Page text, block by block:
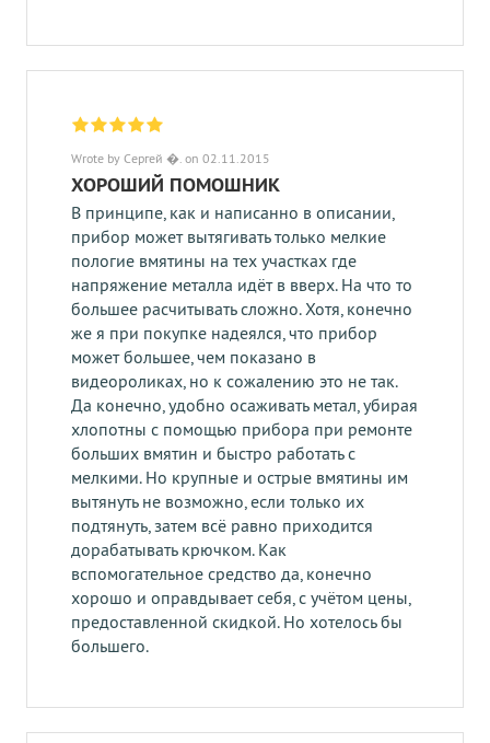
Wrote by Сергей �. on 02.11.2015
ХОРОШИЙ ПОМОШНИК
В принципе, как и написанно в описании,
прибор может вытягивать только мелкие
пологие вмятины на тех участках где
напряжение металла идёт в вверх. На что то
большее расчитывать сложно. Хотя, конечно
же я при покупке надеялся, что прибор
может большее, чем показано в
видеороликах, но к сожалению это не так.
Да конечно, удобно осаживать метал, убирая
хлопотны с помощью прибора при ремонте
больших вмятин и быстро работать с
мелкими. Но крупные и острые вмятины им
вытянуть не возможно, если только их
подтянуть, затем всё равно приходится
дорабатывать крючком. Как
вспомогательное средство да, конечно
хорошо и оправдывает себя, с учётом цены,
предоставленной скидкой. Но хотелось бы
большего.